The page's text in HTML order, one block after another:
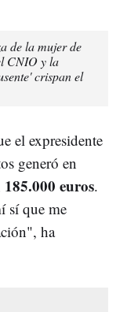
de la mujer de
CNIO y la
crispan el
el expresidente
generó en
185.000 euros.
sí que me
ha